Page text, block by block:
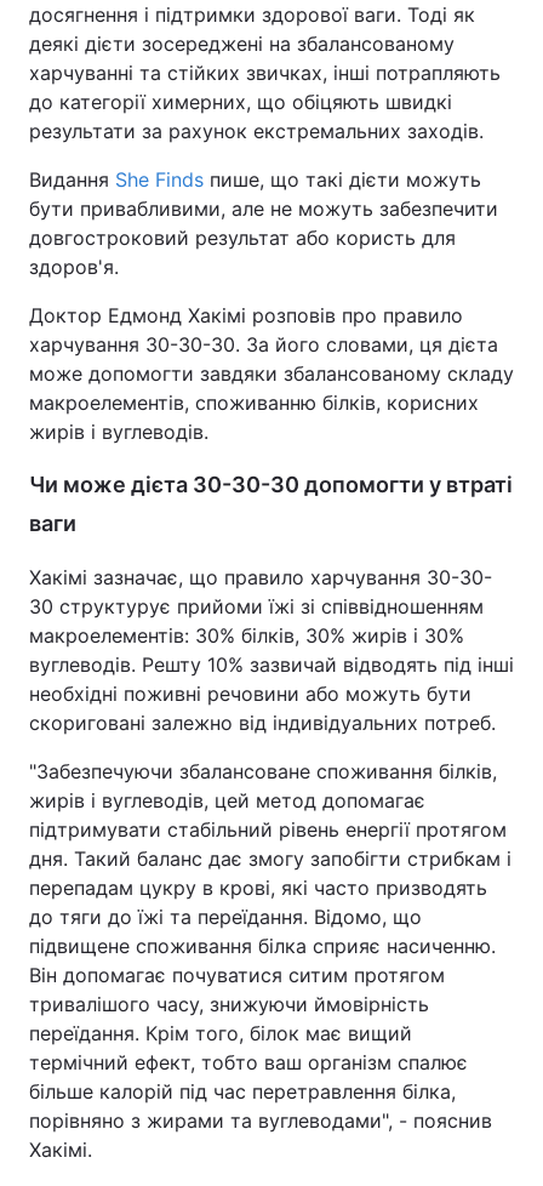
досягнення і підтримки здорової ваги. Тоді як
деякі дієти зосереджені на збалансованому
харчуванні та стійких звичках, інші потрапляють
до категорії химерних, що обіцяють швидкі
результати за рахунок екстремальних заходів.
Видання She Finds пише, що такі дієти можуть
бути привабливими, але не можуть забезпечити
довгостроковий результат або користь для
здоров'я.
Доктор Едмонд Хакімі розповів про правило
харчування 30-30-30. За його словами, ця дієта
може допомогти завдяки збалансованому складу
макроелементів, споживанню білків, корисних
жирів і вуглеводів.
Чи може дієта 30-30-30 допомогти у втраті
ваги
Хакімі зазначає, що правило харчування 30-30-
30 структурує прийоми їжі зі співвідношенням
макроелементів: 30% білків, 30% жирів і 30%
вуглеводів. Решту 10% зазвичай відводять під інші
необхідні поживні речовини або можуть бути
скориговані залежно від індивідуальних потреб.
"Забезпечуючи збалансоване споживання білків,
жирів і вуглеводів, цей метод допомагає
підтримувати стабільний рівень енергії протягом
дня. Такий баланс дає змогу запобігти стрибкам і
перепадам цукру в крові, які часто призводять
до тяги до їжі та переїдання. Відомо, що
підвищене споживання білка сприяє насиченню.
Він допомагає почуватися ситим протягом
тривалішого часу, знижуючи ймовірність
переїдання. Крім того, білок має вищий
термічний ефект, тобто ваш організм спалює
більше калорій під час перетравлення білка,
порівняно з жирами та вуглеводами", - пояснив
Хакімі.